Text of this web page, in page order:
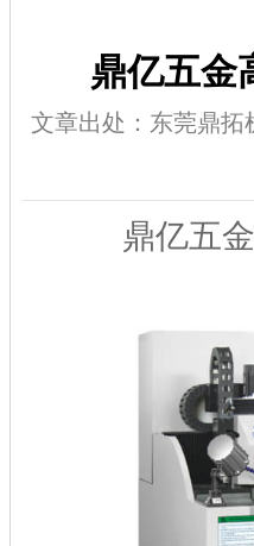
鼎亿五金
文章出处：东莞鼎拓
鼎亿五